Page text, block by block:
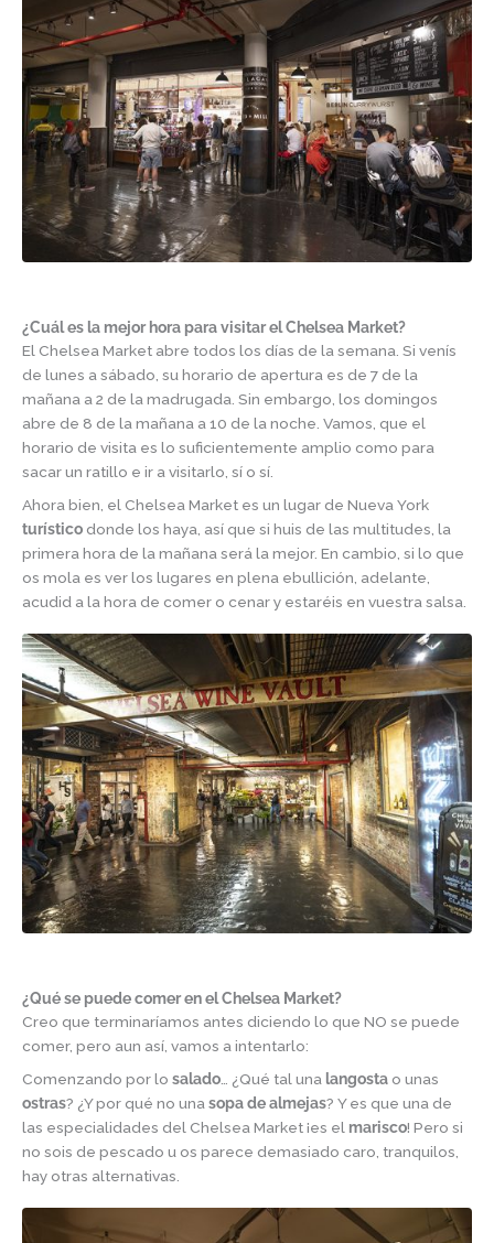
¿Cuál es la mejor hora para visitar el Chelsea Market?
El Chelsea Market abre todos los días de la semana. Si venís
de lunes a sábado, su horario de apertura es de 7 de la
mañana a 2 de la madrugada. Sin embargo, los domingos
abre de 8 de la mañana a 10 de la noche. Vamos, que el
horario de visita es lo suficientemente amplio como para
sacar un ratillo e ir a visitarlo, sí o sí.
Ahora bien, el Chelsea Market es un lugar de Nueva York
turístico donde los haya, así que si huis de las multitudes, la
primera hora de la mañana será la mejor. En cambio, si lo que
os mola es ver los lugares en plena ebullición, adelante,
acudid a la hora de comer o cenar y estaréis en vuestra salsa.
¿Qué se puede comer en el Chelsea Market?
Creo que terminaríamos antes diciendo lo que NO se puede
comer, pero aun así, vamos a intentarlo:
Comenzando por lo salado … ¿Qué tal una langosta o unas
ostras? ¿Y por qué no una sopadealmejas? Y es que una de
las especialidades del Chelsea Market ¡es el marisco! Pero si
no sois de pescado u os parece demasiado caro, tranquilos,
hay otras alternativas.